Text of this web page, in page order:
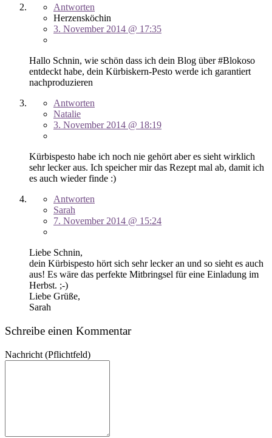
Antworten
Herzensköchin
3. November 2014 @ 17:35
Hallo Schnin, wie schön dass ich dein Blog über #Blokoso
entdeckt habe, dein Kürbiskern-Pesto werde ich garantiert
nachproduzieren
Antworten
Natalie
3. November 2014 @ 18:19
Kürbispesto habe ich noch nie gehört aber es sieht wirklich
sehr lecker aus. Ich speicher mir das Rezept mal ab, damit ich
es auch wieder finde :)
Antworten
Sarah
7. November 2014 @ 15:24
Liebe Schnin,
dein Kürbispesto hört sich sehr lecker an und so sieht es auch
aus! Es wäre das perfekte Mitbringsel für eine Einladung im
Herbst. ;-)
Liebe Grüße,
Sarah
Schreibe einen Kommentar
Nachricht (Pflichtfeld)